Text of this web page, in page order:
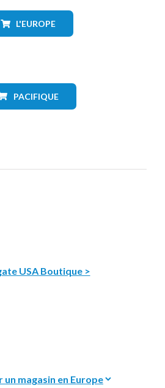
L'EUROPE
PACIFIQUE
USA Boutique >